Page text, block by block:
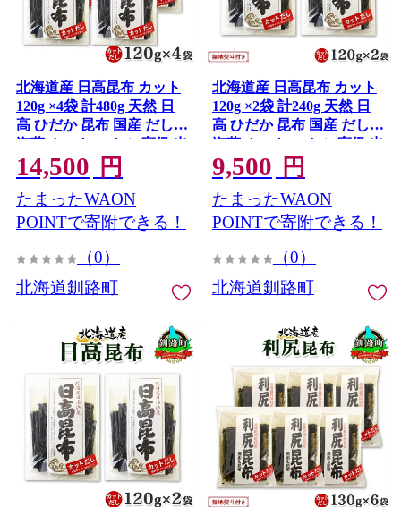
北海道産 日高昆布 カット
120g ×4袋 計480g 天然 日
高 ひだか 昆布 国産 だし
海藻 カット こんぶ 高級 出
汁 コンブ ギフト だし昆布
お祝い 備蓄 保存 北連物産
きたれん 北海道 釧路町 釧
路超 特産品
14,500 円
たまったWAON
POINTで寄附できる！
（0）
北海道釧路町
北海道産 日高昆布 カット
120g ×2袋 計240g 天然 日
高 ひだか 昆布 国産 だし
海藻 カット こんぶ 高級 出
汁 コンブ ギフト だし昆布
無地熨斗 熨斗 のし 北連物
産 きたれん 1万円以下
10000円未満 北海道 釧路町
9,500 円
たまったWAON
POINTで寄附できる！
（0）
北海道釧路町